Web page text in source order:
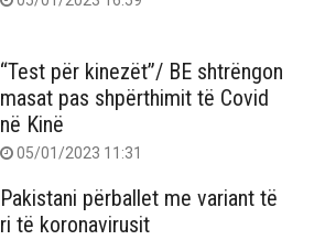
“Test për kinezët”/ BE shtrëngon
masat pas shpërthimit të Covid
në Kinë
05/01/2023 11:31
Pakistani përballet me variant të
ri të koronavirusit